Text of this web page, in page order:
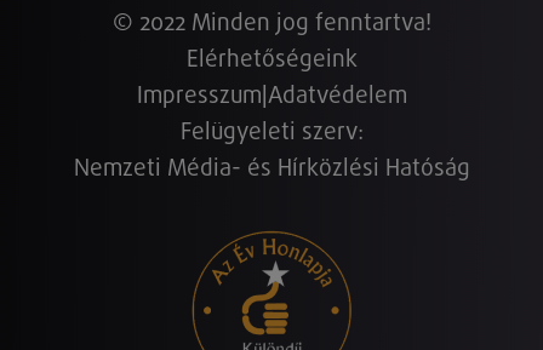
© 2022 Minden jog fenntartva!
Elérhetőségeink
Impresszum Adatvédelem
Felügyeleti szerv:
Nemzeti Média- és Hírközlési Hatóság